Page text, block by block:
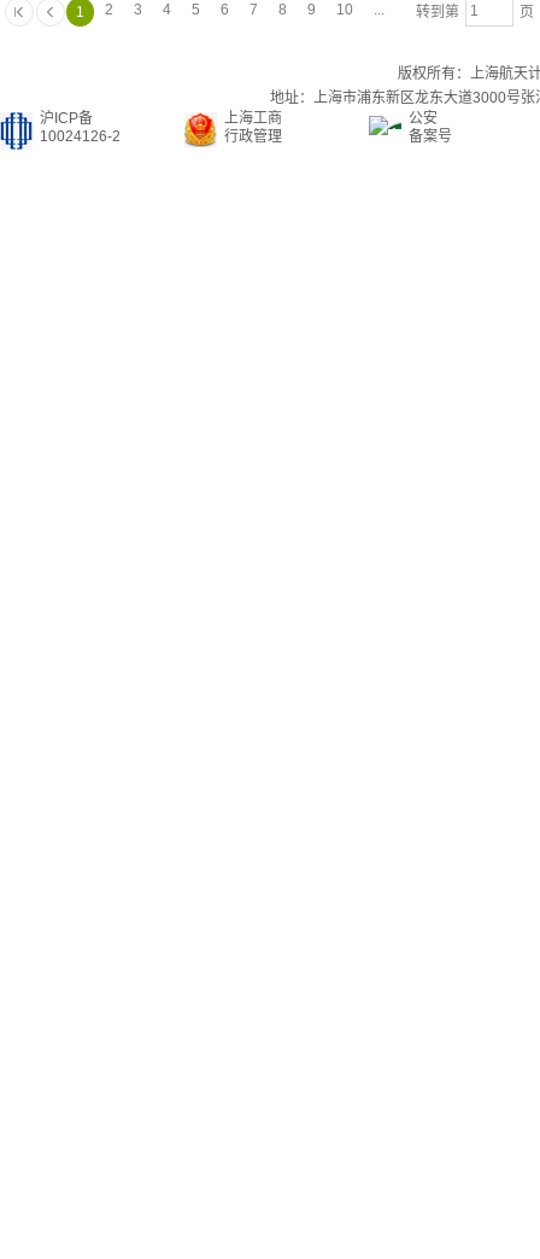
1 2 3 4 5 6 7 8 9 10 ... 转到第
版权所有：上海航天
地址：上海市浦东新区龙东大道3000号
沪ICP备
10024126-2
上海工商
行政管理
公安
备案号